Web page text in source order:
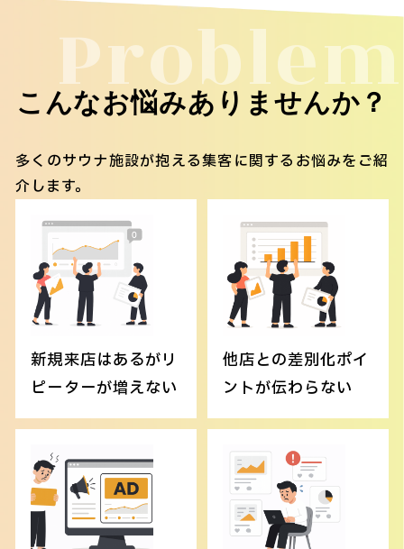
Problem
こんなお悩みありませんか？
多くのサウナ施設が抱える集客に関するお悩みをご紹
介します。
新規来店はあるがリ
ピーターが増えない
他店との差別化ポイ
ントが伝わらない